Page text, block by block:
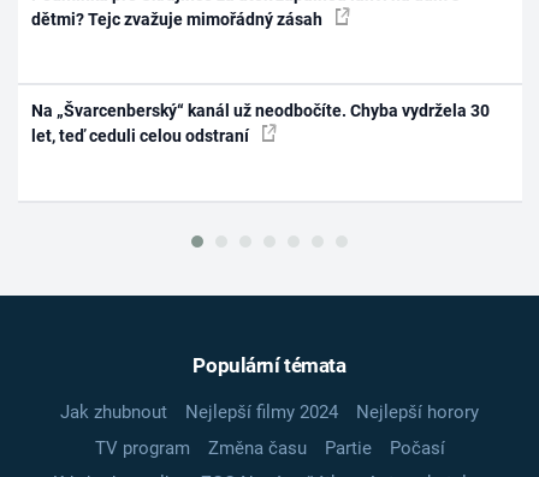
dětmi? Tejc zvažuje mimořádný zásah
Na „Švarcenberský“ kanál už neodbočíte. Chyba vydržela 30
let, teď ceduli celou odstraní
Populární témata
Jak zhubnout Nejlepší filmy 2024
Nejlepší horory
TV program
Změna času Partie
Počasí